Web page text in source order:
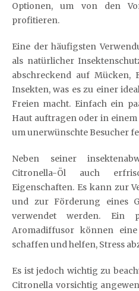
Optionen, um von den
profitieren.
Eine der häufigsten
als natürlicher
abschreckend auf Mücken,
Insekten, was es zu einer
Freien macht. Einfach ein
Haut auftragen oder in
um unerwünschte Besucher
Neben seiner
Citronella-Öl auch
Eigenschaften. Es kann zur
und zur Förderung eines
verwendet werden. Ein
Aromadiffusor können
schaffen und helfen, Stress
Es ist jedoch wichtig zu
Citronella vorsichtig